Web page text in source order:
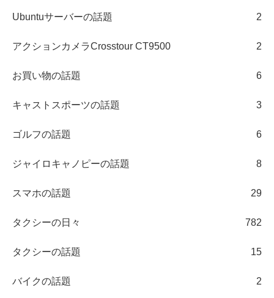
Ubuntuサーバーの話題 2
アクションカメラCrosstour CT9500 2
お買い物の話題 6
キャストスポーツの話題 3
ゴルフの話題 6
ジャイロキャノピーの話題 8
スマホの話題 29
タクシーの日々 782
タクシーの話題 15
バイクの話題 2